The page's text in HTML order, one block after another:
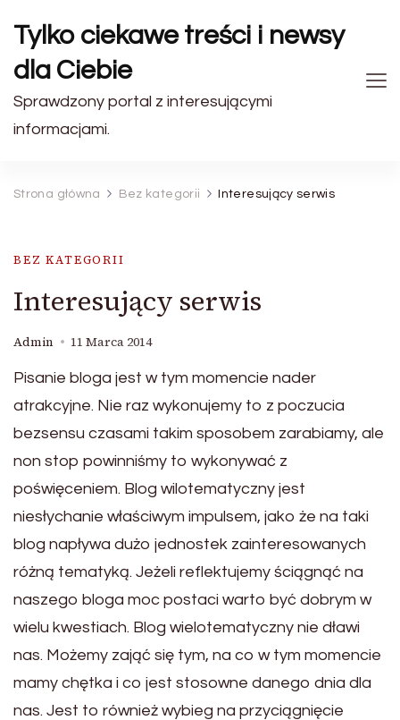
Tylko ciekawe treści i newsy
dla Ciebie
Sprawdzony portal z interesującymi
informacjami.
Strona główna Bez kategorii Interesujący serwis
BEZ KATEGORII
Interesujący serwis
Admin 11 Marca 2014
Pisanie bloga jest w tym momencie nader
atrakcyjne. Nie raz wykonujemy to z poczucia
bezsensu czasami takim sposobem zarabiamy, ale
non stop powinniśmy to wykonywać z
poświęceniem. Blog wilotematyczny jest
niesłychanie właściwym impulsem, jako że na taki
blog napływa dużo jednostek zainteresowanych
różną tematyką. Jeżeli reflektujemy ściągnąć na
naszego bloga moc postaci warto być dobrym w
wielu kwestiach. Blog wielotematyczny nie dławi
nas. Możemy zająć się tym, na co w tym momencie
mamy chętka i co jest stosowne danego dnia dla
nas. Jest to również wybieg na przyciągnięcie